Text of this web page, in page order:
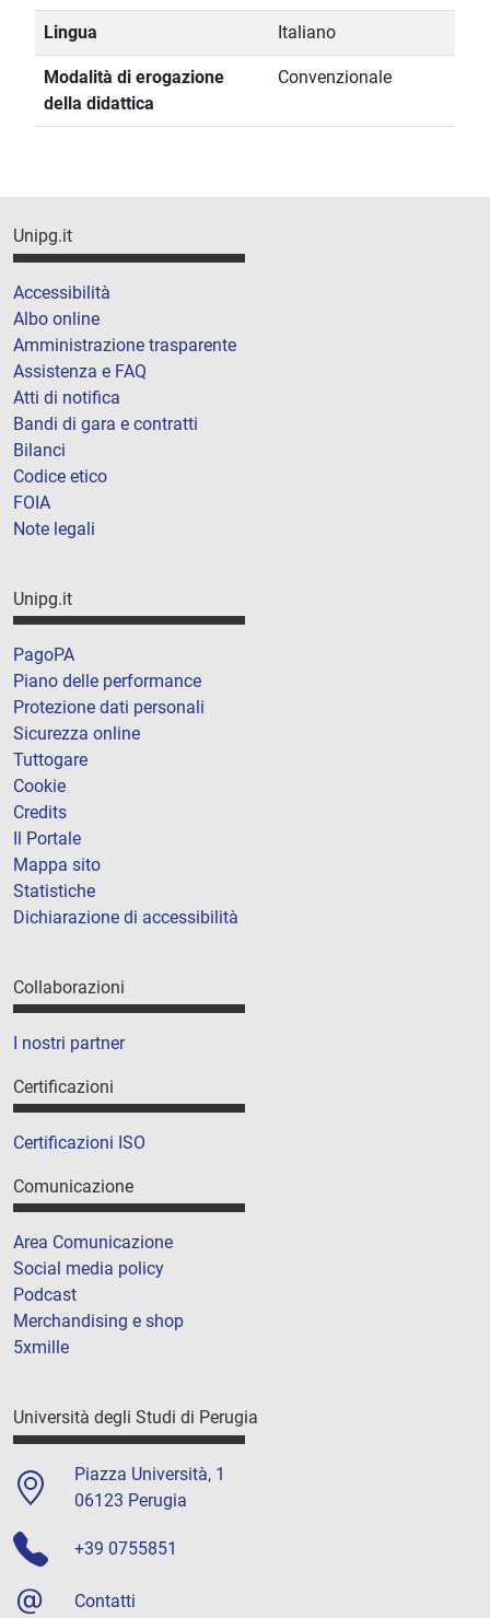
Lingua Italiano
Modalità di erogazione
della didattica
Convenzionale
Unipg.it
Accessibilità
Albo online
Amministrazione trasparente
Assistenza e FAQ
Atti di notifica
Bandi di gara e contratti
Bilanci
Codice etico
FOIA
Note legali
Unipg.it
PagoPA
Piano delle performance
Protezione dati personali
Sicurezza online
Tuttogare
Cookie
Credits
Il Portale
Mappa sito
Statistiche
Dichiarazione di accessibilità
Collaborazioni
I nostri partner
Certificazioni
Certificazioni ISO
Comunicazione
Area Comunicazione
Social media policy
Podcast
Merchandising e shop
5xmille
Università degli Studi di Perugia
Piazza Università, 1
06123 Perugia
+39 0755851
Contatti